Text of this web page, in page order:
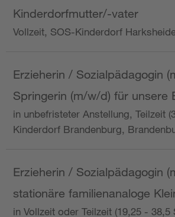
Kinderdorfmutter/-vater
Vollzeit, SOS-Kinderdorf
Erzieherin / Sozialpädagogin
Springerin (m/w/d) für unsere
in unbefristeter Anstellung, Teilzeit
Kinderdorf Brandenburg,
Erzieherin / Sozialpädagogin
stationäre familienanaloge
in Vollzeit oder Teilzeit (19,25 -